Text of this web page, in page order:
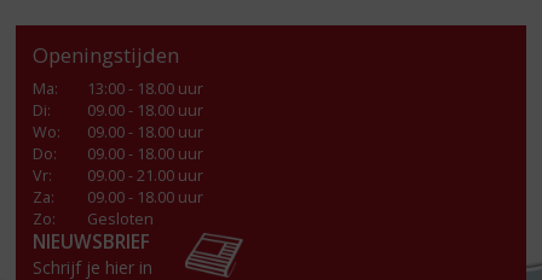
Openingstijden
Ma:
13:00 - 18.00 uur
Di:
09.00 - 18.00 uur
Wo:
09.00 - 18.00 uur
Do:
09.00 - 18.00 uur
Vr:
09.00 - 21.00 uur
Za:
09.00 - 18.00 uur
Zo:
Gesloten
NIEUWSBRIEF
Schrijf je hier in